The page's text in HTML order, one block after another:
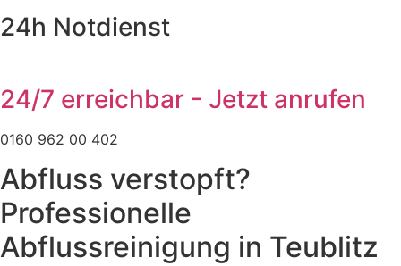
24h Notdienst
24/7 erreichbar - Jetzt anrufen
0160 962 00 402
Abfluss verstopft?
Professionelle
Abflussreinigung in Teublitz